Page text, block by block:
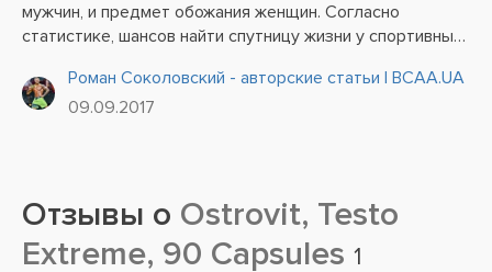
мужчин, и предмет обожания женщин. Согласно
статистике, шансов найти спутницу жизни у спортивных
фигурой. Но не только этот аспект заставляет
огромное количество...
Роман Соколовский - авторские статьи | BCAA.UA
09.09.2017
Отзывы о Ostrovit, Testo
Extreme, 90 Capsules 1